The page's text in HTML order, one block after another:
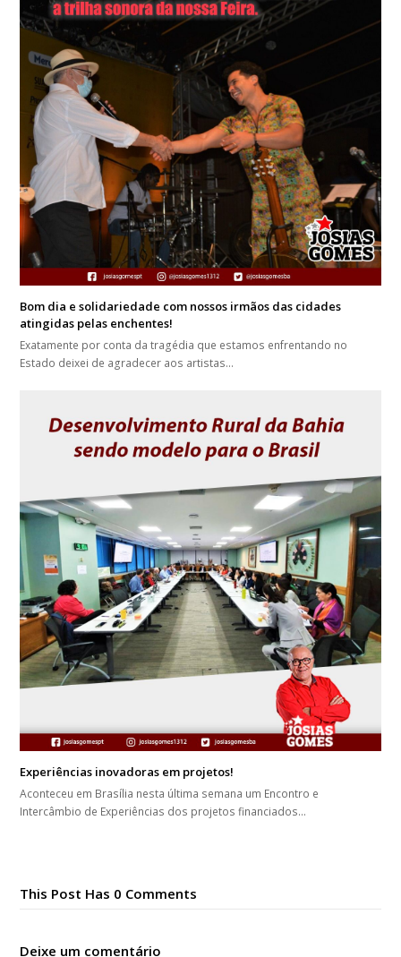
Bom dia e solidariedade com nossos irmãos das cidades
atingidas pelas enchentes!
Exatamente por conta da tragédia que estamos enfrentando no
Estado deixei de agradecer aos artistas…
Experiências inovadoras em projetos!
Aconteceu em Brasília nesta última semana um Encontro e
Intercâmbio de Experiências dos projetos financiados…
This Post Has 0 Comments
Deixe um comentário